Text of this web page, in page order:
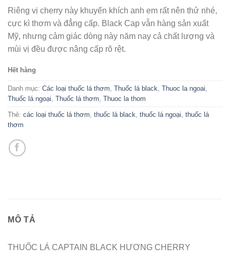
Riêng vị cherry này khuyến khích anh em rất nên thử nhé,
cực kì thơm và đẳng cấp. Black Cap vẫn hàng sản xuất
Mỹ, nhưng cảm giác dòng này năm nay cả chất lượng và
mùi vị đều được nâng cấp rõ rệt.
Hết hàng
Danh mục: Các loại thuốc lá thơm, Thuốc lá black, Thuoc la ngoai,
Thuốc lá ngoại, Thuốc lá thơm, Thuoc la thom
Thẻ: các loại thuốc lá thơm, thuốc lá black, thuốc lá ngoại, thuốc lá
thơm
MÔ TẢ
THUỐC LÁ CAPTAIN BLACK HƯƠNG CHERRY